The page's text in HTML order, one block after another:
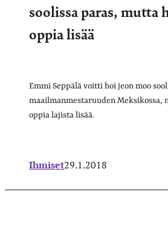
soolissa paras, mutta
oppia lisää
Emmi Seppälä voitti hoi jeon moo
maailmanmestaruuden Meksikossa,
oppia lajista lisää.
Ihmiset29.1.2018